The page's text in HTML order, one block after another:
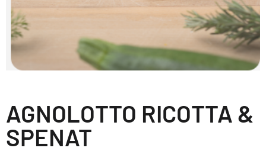
AGNOLOTTO RICOTTA &
SPENAT